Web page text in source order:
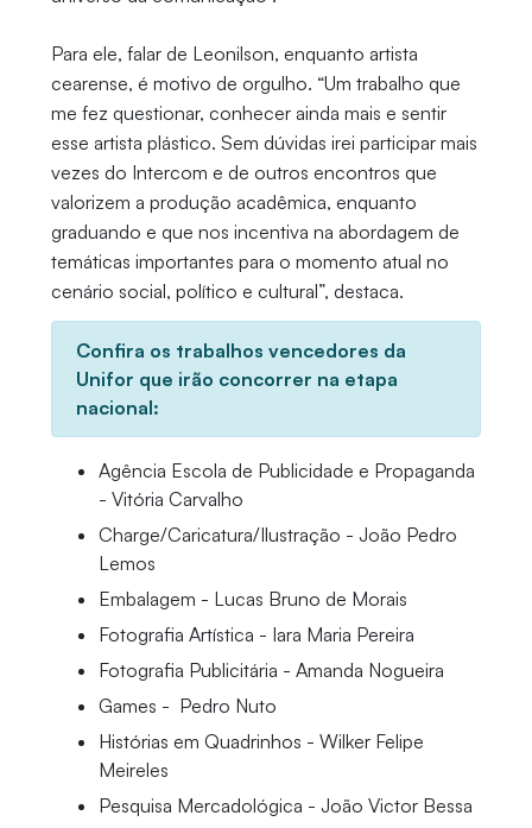
Para ele, falar de Leonilson, enquanto artista
cearense, é motivo de orgulho. “Um trabalho que
me fez questionar, conhecer ainda mais e sentir
esse artista plástico. Sem dúvidas irei participar mais
vezes do Intercom e de outros encontros que
valorizem a produção acadêmica, enquanto
graduando e que nos incentiva na abordagem de
temáticas importantes para o momento atual no
cenário social, político e cultural”, destaca.
Confira os trabalhos vencedores da
Unifor que irão concorrer na etapa
nacional:
Agência Escola de Publicidade e Propaganda
- Vitória Carvalho
Charge/Caricatura/Ilustração - João Pedro
Lemos
Embalagem - Lucas Bruno de Morais
Fotografia Artística - Iara Maria Pereira
Fotografia Publicitária - Amanda Nogueira
Games - Pedro Nuto
Histórias em Quadrinhos - Wilker Felipe
Meireles
Pesquisa Mercadológica - João Victor Bessa